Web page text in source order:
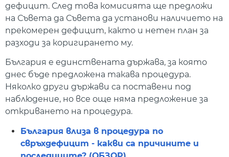
дефицит. След това комисията ще предложи
на Съвета да Съвета да установи наличието на
прекомерен дефицит, както и нетен план за
разходи за коригирането му.
България е единствената държава, за която
днес бъде предложена такава процедура.
Няколко други държави са поставени под
наблюдение, но все още няма предложение за
откриването на процедура.
България влиза в процедура по
свръхдефицит - какви са причините и